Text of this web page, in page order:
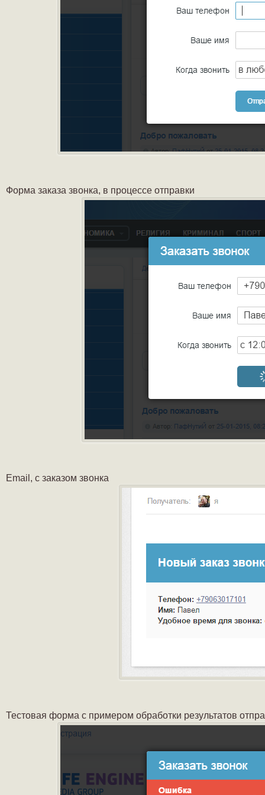
Форма заказа звонка, в процессе отправки
Email, с заказом звонка
Тестовая форма с примером обработки результатов